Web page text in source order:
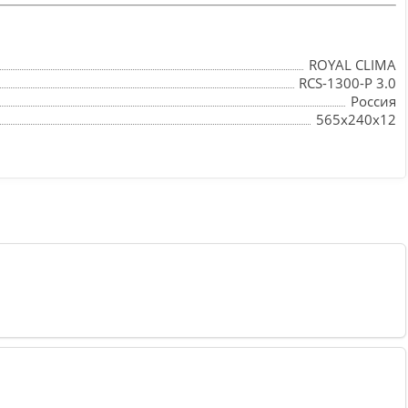
ROYAL CLIMA
RCS-1300-P 3.0
Россия
565x240x12